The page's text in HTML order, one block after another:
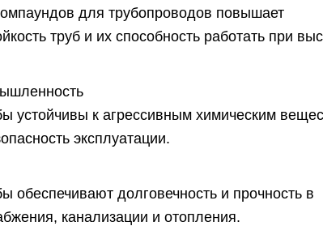
для трубопроводов повышает
труб и их способность работать при
устойчивы к агрессивным химическим
эксплуатации.
обеспечивают долговечность и прочность в
канализации и отопления.